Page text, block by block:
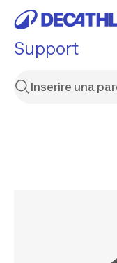
Support